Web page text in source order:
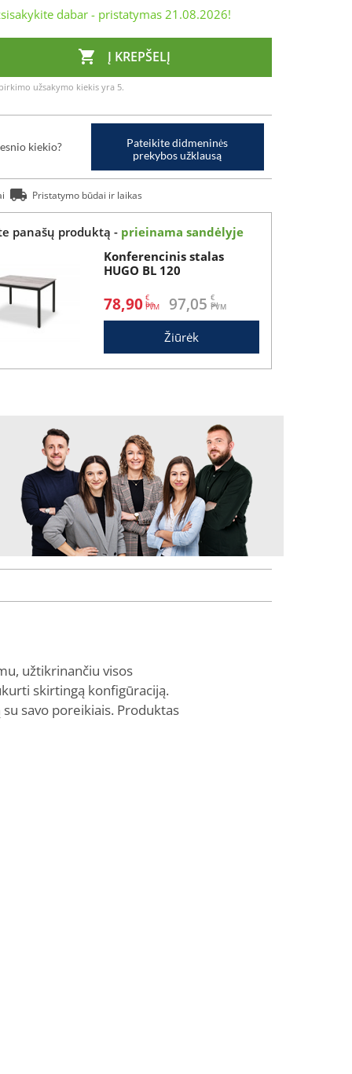
dabar - pristatymas 21.08.2026!
 Į KREPŠELĮ
užsakymo kiekis yra 5.
kiekio?
Pateikite didmeninės
prekybos užklausą
Pristatymo būdai ir laikas
panašų produktą - prieinama sandėlyje
Konferencinis stalas
HUGO BL 120
78,90€
be 97,05€
su
Žiūrėk
užtikrinančiu visos
skirtingą konfigūraciją.
savo poreikiais. Produktas